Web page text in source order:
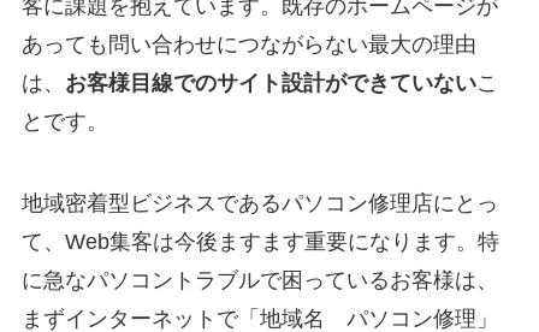
客に課題を抱えています。既存のホームページが
あっても問い合わせにつながらない最大の理由
は、 お客様目線でのサイト設計ができていないこ
とです。
地域密着型ビジネスであるパソコン修理店にとっ
て、Web集客は今後ますます重要になります。特
に急なパソコントラブルで困っているお客様は、
まずインターネットで「地域名 パソコン修理」